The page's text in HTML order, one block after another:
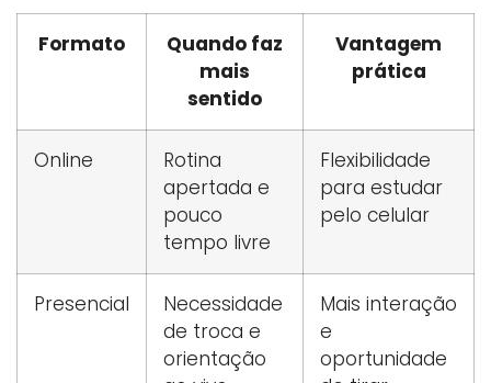
Formato
Quando faz
mais
sentido
Vantagem
prática
Online
Rotina
apertada e
pouco
tempo livre
Flexibilidade
para estudar
pelo celular
Presencial
Necessidade
de troca e
orientação
Mais interação
e
oportunidade